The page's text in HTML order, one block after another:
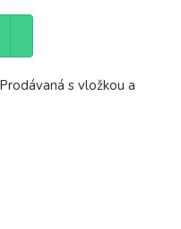
s vložkou a